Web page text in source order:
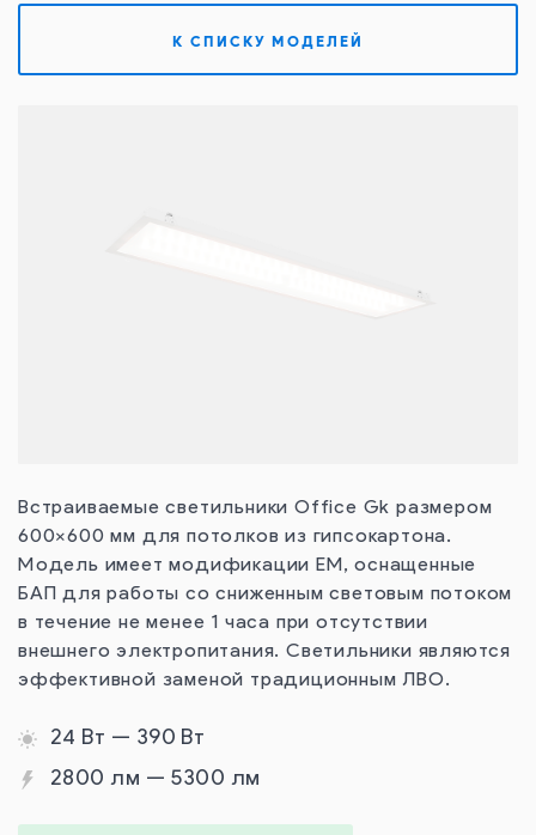
К СПИСКУ МОДЕЛЕЙ
Встраиваемые светильники Office Gk размером
600×600 мм для потолков из гипсокартона.
Модель имеет модификации EM, оснащенные
БАП для работы со сниженным световым потоком
в течение не менее 1 часа при отсутствии
внешнего электропитания. Светильники являются
эффективной заменой традиционным ЛВО.
24 Вт — 390 Вт
2800 лм — 5300 лм